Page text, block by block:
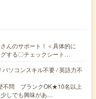
んのサポート！＜具体的に
する〇チェックシート…
ソコンスキル不要 / 英語力不
不問 ブランクOK★10名以上
しでも興味があ…